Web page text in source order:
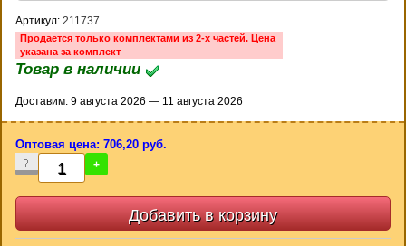
Артикул: 211737
Продается только комплектами из 2-х частей. Цена
указана за комплект
Товар в наличии
Доставим: 9 августа 2026 — 11 августа 2026
Оптовая цена: 706,20 руб.
- +